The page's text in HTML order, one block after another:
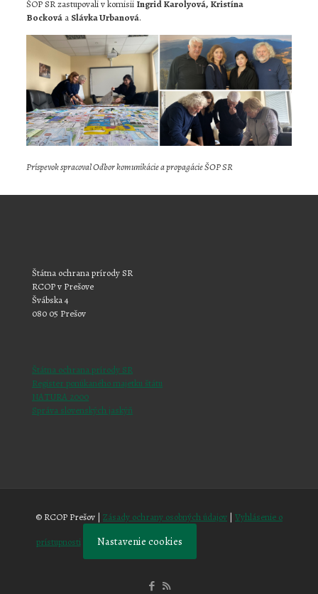
ŠOP SR zastupovali v komisii Ingrid Karolyová, Kristína
Bockováa Slávka Urbanová.
Príspevok spracoval Odbor komunikácie a propagácie ŠOP SR
Štátna ochrana prírody SR
RCOP v Prešove
Švábska 4
080 05 Prešov
Štátna ochrana prírody SR
Register ponúkaného majetku štátu
NATURA 2000
Správa slovenských jaskýň
© RCOP Prešov | Zásady ochrany osobných údajov | Vyhlásenie o
prístupnosti Nastavenie cookies